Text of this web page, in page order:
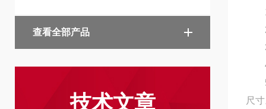
查看全部产品
技术文章
1
2
3
4
5
尺